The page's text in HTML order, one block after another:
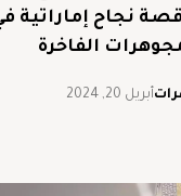
نجاح إماراتية في
الفاخرة
أبريل 20, 2024